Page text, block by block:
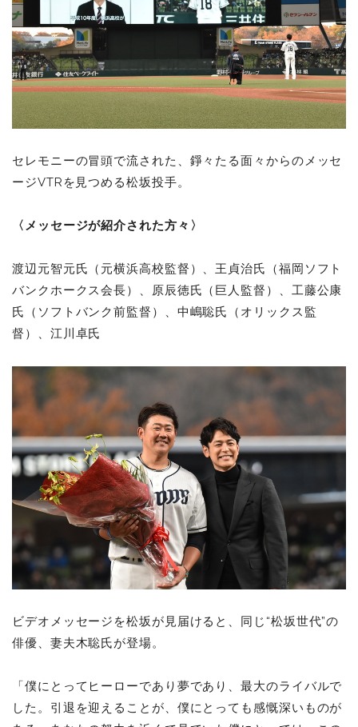
セレモニーの冒頭で流された、錚々たる面々からのメッセ
ージVTRを見つめる松坂投手。
〈メッセージが紹介された方々〉
渡辺元智元氏（元横浜高校監督）、王貞治氏（福岡ソフト
バンクホークス会長）、原辰徳氏（巨人監督）、工藤公康
氏（ソフトバンク前監督）、中嶋聡氏
（オリックス監
督）、江川卓氏
ビデオメッセージを松坂が見届けると、同じ“松坂世代”の
俳優、妻夫木聡氏が登場。
「僕にとってヒーローであり夢であり、最大のライバルで
した。引退を迎えることが、僕にとっても感慨深いものが